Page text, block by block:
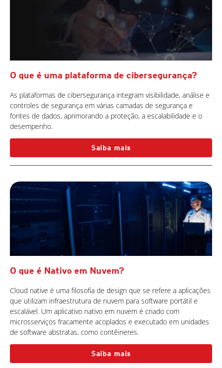
O que é uma plataforma de cibersegurança?
As plataformas de cibersegurança integram visibilidade, análise e
controles de segurança em várias camadas de segurança e
fontes de dados, aprimorando a proteção, a escalabilidade e o
desempenho.
Saiba mais
O que é Nativo em Nuvem?
Cloud native é uma filosofia de design que se refere a aplicações
que utilizam infraestrutura de nuvem para software portátil e
escalável. Um aplicativo nativo em nuvem é criado com
microsserviços fracamente acoplados e executado em unidades
de software abstratas, como contêineres.
Saiba mais